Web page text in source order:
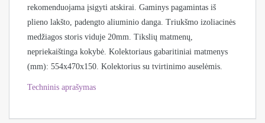
rekomenduojama įsigyti atskirai. Gaminys pagamintas iš
plieno lakšto, padengto aliuminio danga. Triukšmo izoliacinės
medžiagos storis viduje 20mm. Tikslių matmenų,
nepriekaištinga kokybė. Kolektoriaus gabaritiniai matmenys
(mm): 554x470x150. Kolektorius su tvirtinimo auselėmis.
Techninis aprašymas